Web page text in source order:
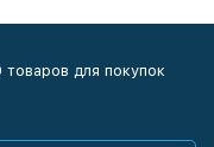
для покупок